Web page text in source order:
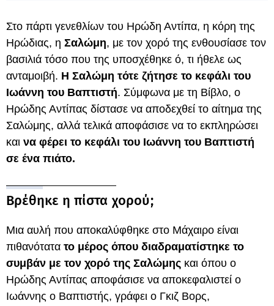
Στο πάρτι γενεθλίων του Ηρώδη Αντίπα, η κόρη της
Ηρώδιας, η Σαλώμη, με τον χορό της ενθουσίασε τον
βασιλιά τόσο που της υποσχέθηκε ό, τι ήθελε ως
ανταμοιβή. Η Σαλώμη τότε ζήτησε το κεφάλι του
Ιωάννη του Βαπτιστή. Σύμφωνα με τη Βίβλο, ο
Ηρώδης Αντίπας δίστασε να αποδεχθεί το αίτημα της
Σαλώμης, αλλά τελικά αποφάσισε να το εκπληρώσει
και να φέρει το κεφάλι του Ιωάννη του Βαπτιστή
σε ένα πιάτο.
Βρέθηκε η πίστα χορού;
Μια αυλή που αποκαλύφθηκε στο Μάχαιρο είναι
πιθανότατα το μέρος όπου διαδραματίστηκε το
συμβάν με τον χορό της Σαλώμης και όπου ο
Ηρώδης Αντίπας αποφάσισε να αποκεφαλιστεί ο
Ιωάννης ο Βαπτιστής, γράφει ο Γκιζ Βορς,